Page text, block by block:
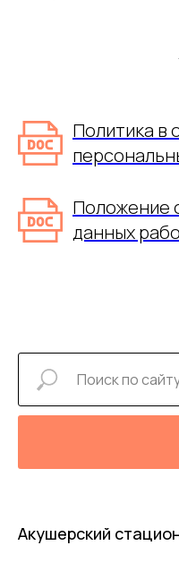
Политика в
Положение
данных
Акушерский